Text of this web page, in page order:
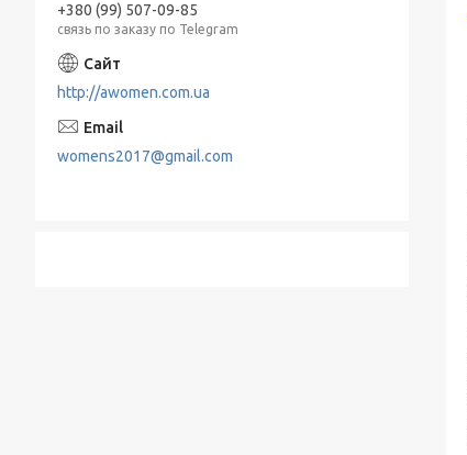
+380 (99) 507-09-85
связь по заказу по Telegram
http://awomen.com.ua
womens2017@gmail.com